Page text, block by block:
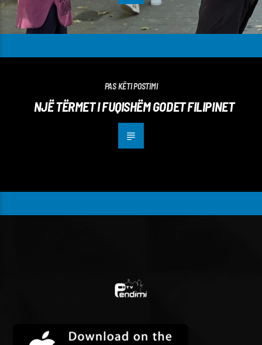
PAS KËTI POSTIMI
NJË TËRMET I FUQISHËM GODET FILIPINET